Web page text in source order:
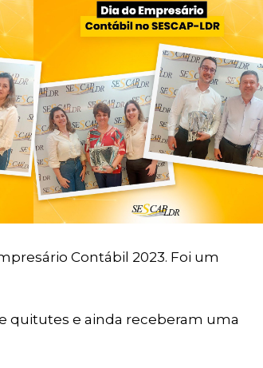
Contábil 2023. Foi um
quitutes e ainda receberam uma